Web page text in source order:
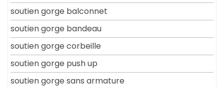
soutien gorge balconnet
soutien gorge bandeau
soutien gorge corbeille
soutien gorge push up
soutien gorge sans armature